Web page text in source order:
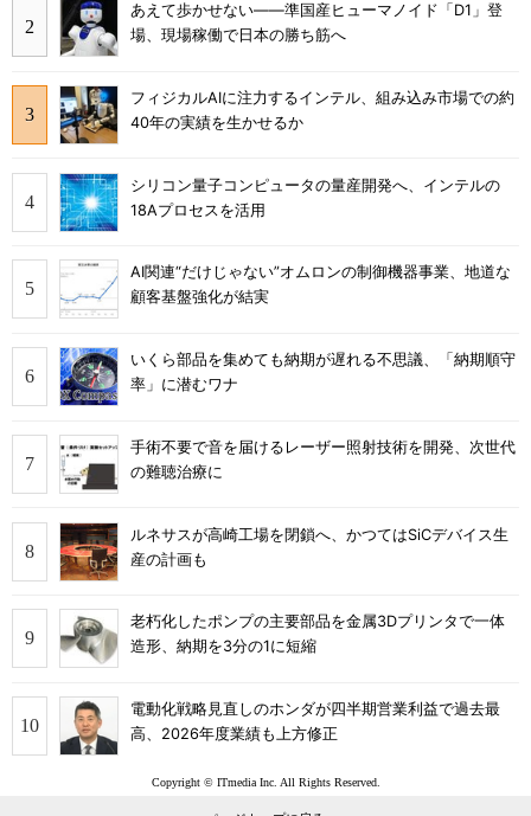
あえて歩かせない――準国産ヒューマノイド「D1」登
場、現場稼働で日本の勝ち筋へ
フィジカルAIに注力するインテル、組み込み市場での約
40年の実績を生かせるか
シリコン量子コンピュータの量産開発へ、インテルの
18Aプロセスを活用
AI関連“だけじゃない”オムロンの制御機器事業、地道な
顧客基盤強化が結実
いくら部品を集めても納期が遅れる不思議、「納期順守
率」に潜むワナ
手術不要で音を届けるレーザー照射技術を開発、次世代
の難聴治療に
ルネサスが高崎工場を閉鎖へ、かつてはSiCデバイス生
産の計画も
老朽化したポンプの主要部品を金属3Dプリンタで一体
造形、納期を3分の1に短縮
電動化戦略見直しのホンダが四半期営業利益で過去最
高、2026年度業績も上方修正
Copyright © ITmedia Inc. All Rights Reserved.